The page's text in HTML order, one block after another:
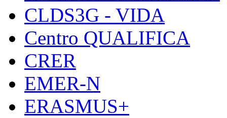
CLDS3G - VIDA
Centro QUALIFICA
CRER
EMER-N
ERASMUS+